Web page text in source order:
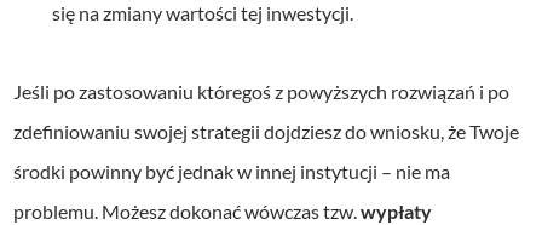
się na zmiany wartości tej inwestycji.
Jeśli po zastosowaniu któregoś z powyższych rozwiązań i po
zdefiniowaniu swojej strategii dojdziesz do wniosku, że Twoje
środki powinny być jednak w innej instytucji – nie ma
problemu. Możesz dokonać wówczas tzw.wypłaty